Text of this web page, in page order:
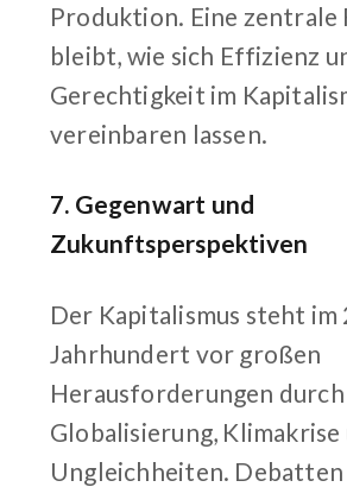
Produktion. Eine zentrale
bleibt, wie sich Effizienz
Gerechtigkeit im
vereinbaren lassen.
7. Gegenwart und
Zukunftsperspektiven
Der Kapitalismus steht im
Jahrhundert vor großen
Herausforderungen durch
Globalisierung, Klimakrise
Ungleichheiten. Debatten